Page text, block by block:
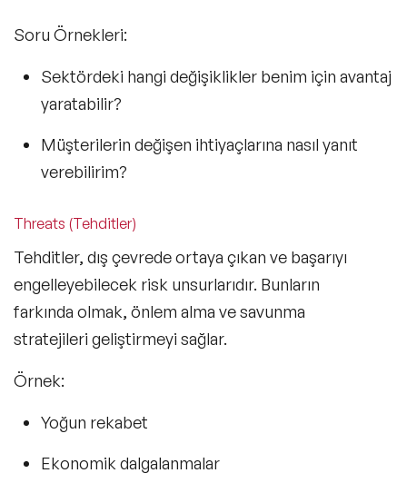
Soru Örnekleri:
Sektördeki hangi değişiklikler benim için avantaj
yaratabilir?
Müşterilerin değişen ihtiyaçlarına nasıl yanıt
verebilirim?
Threats (Tehditler)
Tehditler, dış çevrede ortaya çıkan ve başarıyı
engelleyebilecek risk unsurlarıdır. Bunların
farkında olmak, önlem alma ve savunma
stratejileri geliştirmeyi sağlar.
Örnek:
Yoğun rekabet
Ekonomik dalgalanmalar